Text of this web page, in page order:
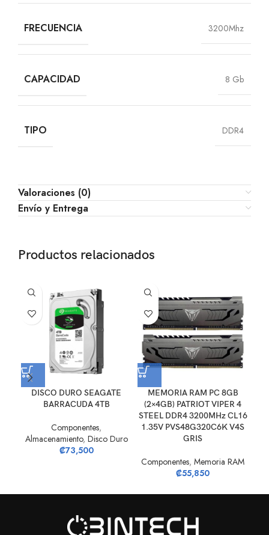
FRECUENCIA 3200Mhz
CAPACIDAD 8 Gb
TIPO DDR4
Valoraciones (0)
Envío y Entrega
Productos relacionados
DISCO DURO SEAGATE
BARRACUDA 4TB
Componentes,
Almacenamiento, Disco Duro
₡73,500
MEMORIA RAM PC 8GB
(2×4GB) PATRIOT VIPER 4
STEEL DDR4 3200MHz CL16
1.35V PVS48G320C6K V4S
GRIS
Componentes, Memoria RAM
₡55,850